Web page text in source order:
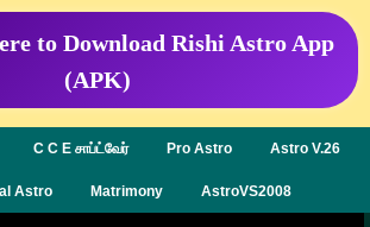
to Download Rishi Astro App
(APK)
C C E சாப்ட்வேர் Pro Astro Astro V.26
Astro Matrimony AstroVS2008